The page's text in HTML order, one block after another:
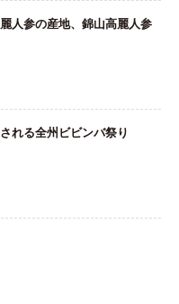
人参の産地、錦山高麗人参
れる全州ビビンバ祭り